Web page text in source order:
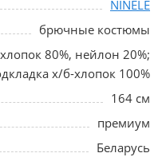
NINELE
брючные костюмы
80%, нейлон 20%;
х/б-хлопок 100%
164 см
премиум
Беларусь